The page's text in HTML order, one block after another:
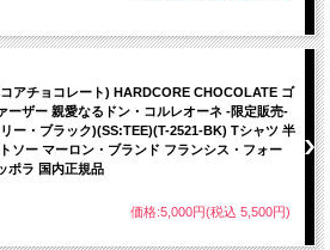
アチョコレート) HARDCORE CHOCOLATE ゴ
ーザー 親愛なるドン・コルレオーネ -限定販売-
ー・ブラック)(SS:TEE)(T-2521-BK) Tシャツ 半
ソー マーロン・ブランド フランシス・フォー
ポラ 国内正規品
価格:5,000円(税込 5,500円)